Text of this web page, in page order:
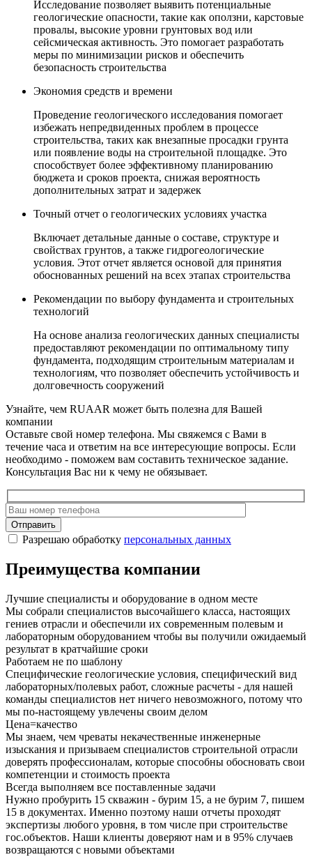
Исследование позволяет выявить потенциальные
геологические опасности, такие как оползни, карстовые
провалы, высокие уровни грунтовых вод или
сейсмическая активность. Это помогает разработать
меры по минимизации рисков и обеспечить
безопасность строительства
Экономия средств и времени
Проведение геологического исследования помогает
избежать непредвиденных проблем в процессе
строительства, таких как внезапные просадки грунта
или появление воды на строительной площадке. Это
способствует более эффективному планированию
бюджета и сроков проекта, снижая вероятность
дополнительных затрат и задержек
Точный отчет о геологических условиях участка
Включает детальные данные о составе, структуре и
свойствах грунтов, а также гидрогеологические
условия. Этот отчет является основой для принятия
обоснованных решений на всех этапах строительства
Рекомендации по выбору фундамента и строительных
технологий
На основе анализа геологических данных специалисты
предоставляют рекомендации по оптимальному типу
фундамента, подходящим строительным материалам и
технологиям, что позволяет обеспечить устойчивость и
долговечность сооружений
Узнайте, чем RUAAR может быть полезна для Вашей
компании
Оставьте свой номер телефона. Мы свяжемся с Вами в
течение часа и ответим на все интересующие вопросы. Если
необходимо - поможем вам составить техническое задание.
Консультация Вас ни к чему не обязывает.
Отправить
Разрешаю обработку персональных данных
Преимущества компании
Лучшие специалисты и оборудование в одном месте
Мы собрали специалистов высочайшего класса, настоящих
гениев отрасли и обеспечили их современным полевым и
лабораторным оборудованием чтобы вы получили ожидаемый
результат в кратчайшие сроки
Работаем не по шаблону
Специфические геологические условия, специфический вид
лабораторных/полевых работ, сложные расчеты - для нашей
команды специалистов нет ничего невозможного, потому что
мы по-настоящему увлечены своим делом
Цена=качество
Мы знаем, чем чреваты некачественные инженерные
изыскания и призываем специалистов строительной отрасли
доверять профессионалам, которые способны обосновать свои
компетенции и стоимость проекта
Всегда выполняем все поставленные задачи
Нужно пробурить 15 скважин - бурим 15, а не бурим 7, пишем
15 в документах. Именно поэтому наши отчеты проходят
экспертизы любого уровня, в том числе при строительстве
гос.объектов. Наши клиенты доверяют нам и в 95% случаев
возвращаются с новыми объектами